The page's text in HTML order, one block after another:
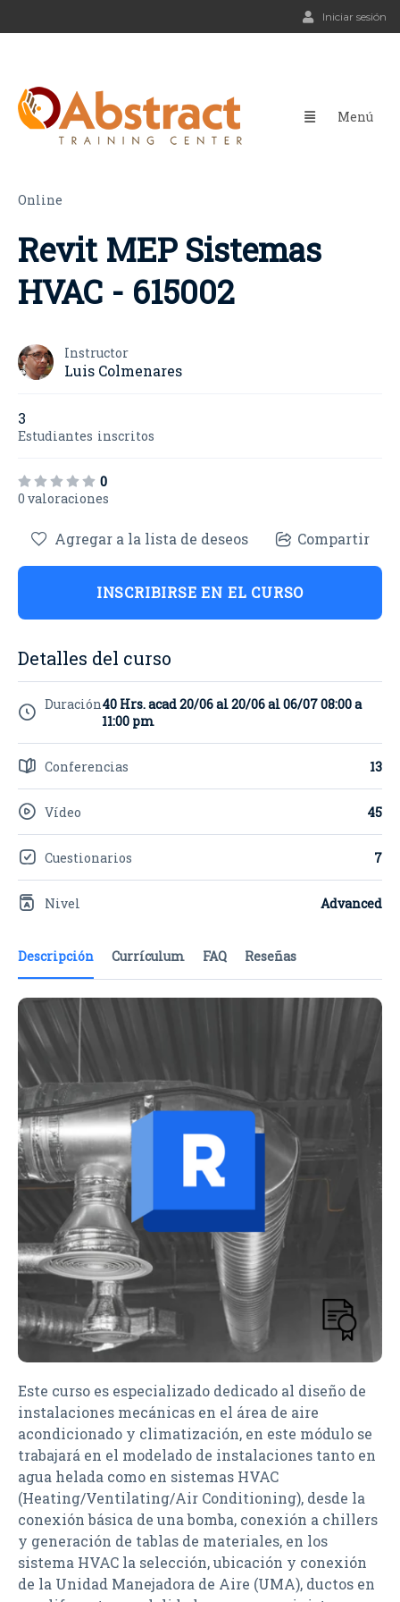
Iniciar sesión
Online
Revit MEP Sistemas
HVAC - 615002
Instructor
Luis Colmenares
3
Estudiantes inscritos
0
0 valoraciones
Descripción Currículum FAQ Reseñas
Este curso es especializado dedicado al diseño de
instalaciones mecánicas en el área de aire
acondicionado y climatización, en este módulo se
trabajará en el modelado de instalaciones tanto en
agua helada como en sistemas HVAC
(Heating/Ventilating/Air Conditioning), desde la
conexión básica de una bomba, conexión a chillers
y generación de tablas de materiales, en los
sistema HVAC la selección, ubicación y conexión
de la Unidad Manejadora de Aire (UMA), ductos en
Agregar a la lista de deseos Compartir
INSCRIBIRSE EN EL CURSO
Detalles del curso
Duración40 Hrs. acad 20/06 al 20/06 al 06/07 08:00 a
11:00 pm
Conferencias 13
Vídeo 45
Cuestionarios 7
Nivel Advanced